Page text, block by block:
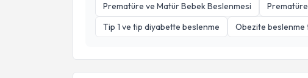
Prematüre ve Matür Bebek Beslenmesi
Tip 1 ve tip diyabette beslenme
Obezite beslenme